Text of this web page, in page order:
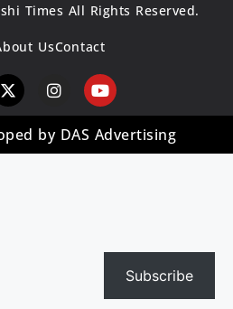
Times All Rights Reserved.
UsContact
by DAS Advertising
Subscribe